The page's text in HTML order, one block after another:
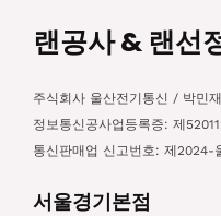
랜공사 & 랜선
주식회사 울산전기통신 / 박민
정보통신공사업등록증: 제
통신판매업 신고번호: 제2024-
서울경기본점